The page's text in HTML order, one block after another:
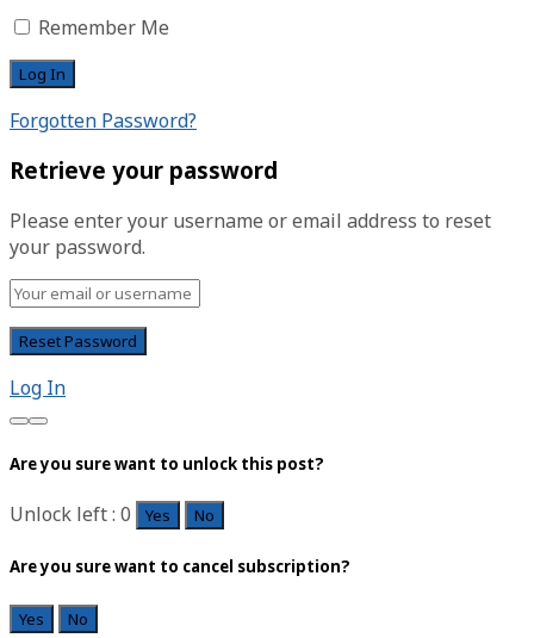
Remember Me
Forgotten Password?
Retrieve your password
Please enter your username or email address to reset
your password.
Log In
Are you sure want to unlock this post?
Unlock left : 0 Yes No
Are you sure want to cancel subscription?
Yes No